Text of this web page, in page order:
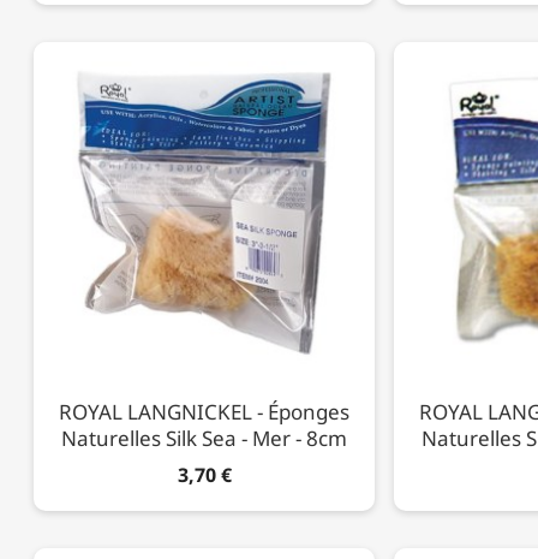
ROYAL LANGNICKEL - Éponges
Naturelles Silk Sea - Mer - 8cm
3,70 €
ROYAL
Naturelles